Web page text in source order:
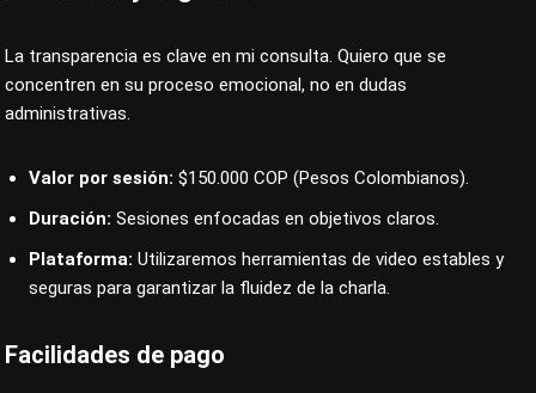
La transparencia es clave en mi consulta. Quiero que se
concentren en su proceso emocional, no en dudas
administrativas.
Valor por sesión: $150.000 COP (Pesos Colombianos).
Duración: Sesiones enfocadas en objetivos claros.
Plataforma: Utilizaremos herramientas de video estables y
seguras para garantizar la fluidez de la charla.
Facilidades de pago